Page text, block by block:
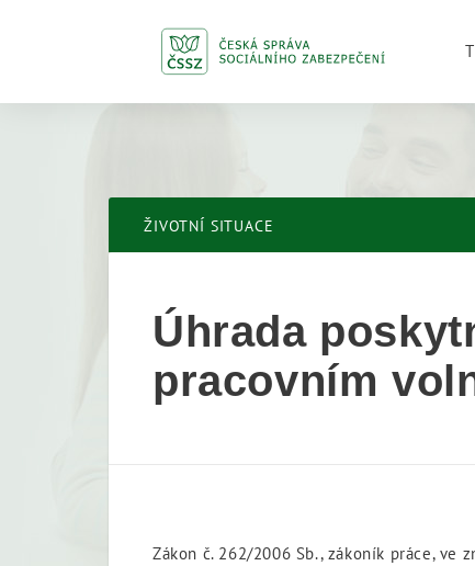
ŽIVOTNÍ SITUACE
Úhrada
pracovním
Zákon č. 262/2006 Sb., zákoník práce, ve